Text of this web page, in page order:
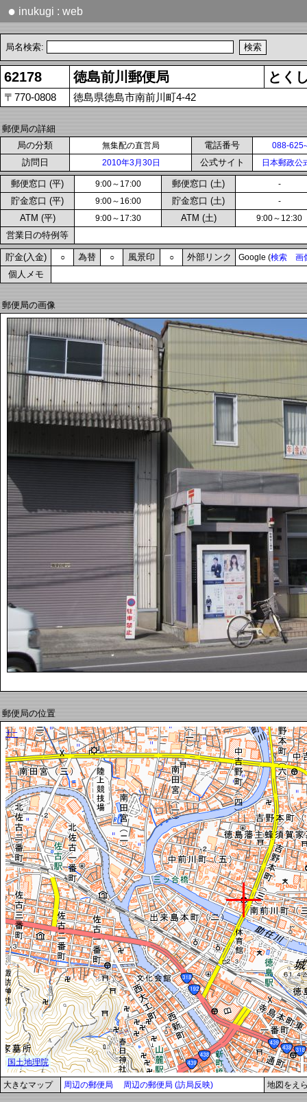
● inukugi : web
局名検索:
62178 徳島前川郵便局 とく
〒770-0808 徳島県徳島市南前川町4-42
郵便局の詳細
局の分類
無集配の直営局 電話番号 088-
訪問日 2010年3月30日 公式サイト 日本郵政公
郵便窓口 (平) 9:00～17:00 郵便窓口 (土) -
貯金窓口 (平) 9:00～16:00 貯金窓口 (土) -
ATM (平) 9:00～17:30 ATM (土) 9:00～12:30
営業日の特例等
貯金(入金) ○ 為替 ○ 風景印 ○ 外部リンク Google (検索 画
個人メモ
郵便局の画像
郵便局の位置
大きなマップ 周辺の郵便局 周辺の郵便局 (訪局反映) 地図をえ